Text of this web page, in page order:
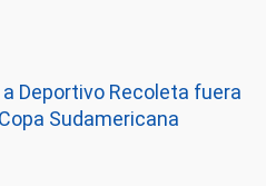
Deportivo Recoleta fuera
Sudamericana